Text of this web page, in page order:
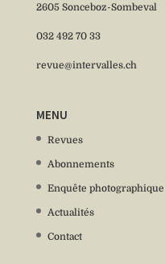
2605 Sonceboz-Sombeval
032 492 70 33
revue@intervalles.ch
MENU
Revues
Abonnements
Enquête photographique
Actualités
Contact